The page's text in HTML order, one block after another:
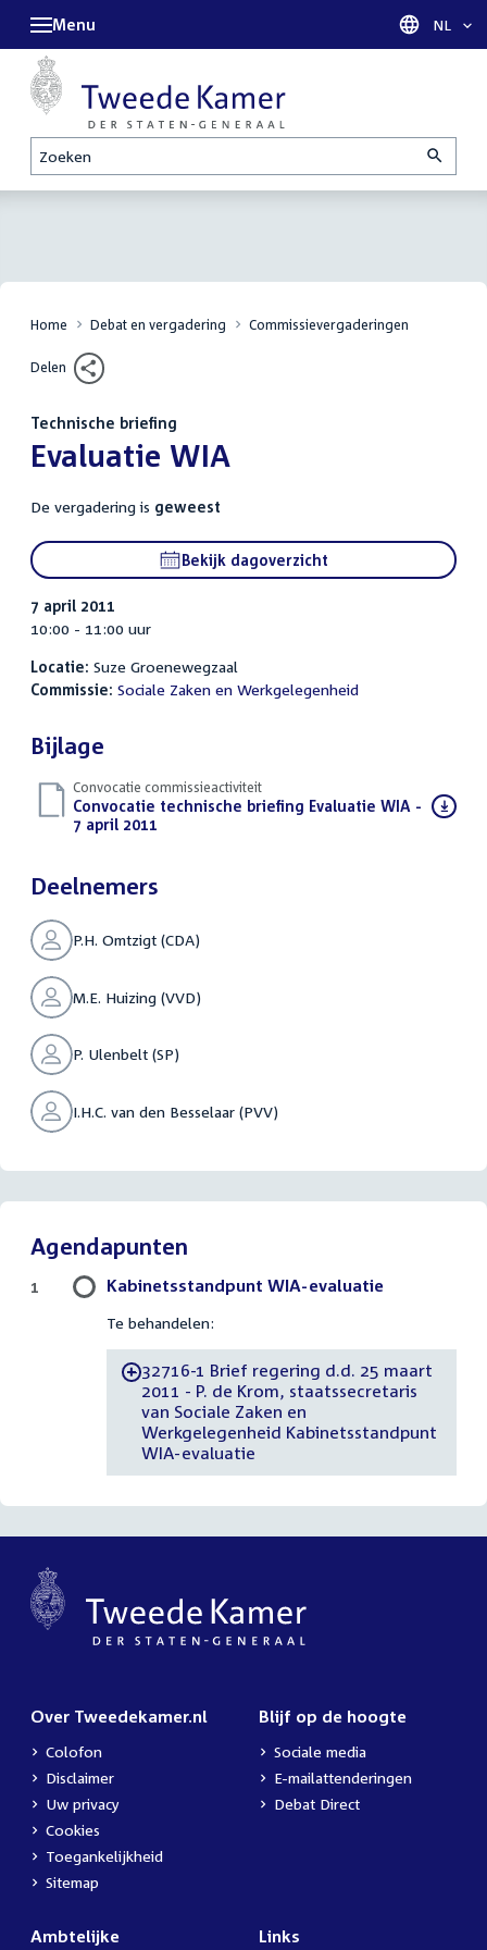
Zoeken
Menu Taal
NL
Home Debat en vergadering Commissievergaderingen
Delen
Technische briefing
:Evaluatie WIA
De vergadering is geweest
Bekijk dagoverzicht
7 april 2011
10:00 - 11:00 uur
Locatie: Suze Groenewegzaal
Commissie: Sociale Zaken en Werkgelegenheid
Bijlage
Convocatie commissieactiviteit
Download
bestand:
Convocatie technische briefing Evaluatie WIA -
7 april 2011
Deelnemers
P.H. Omtzigt (CDA)
M.E. Huizing (VVD)
P. Ulenbelt (SP)
I.H.C. van den Besselaar (PVV)
Agendapunten
Kabinetsstandpunt WIA-evaluatie
Te behandelen:
-32716-1 Brief regering d.d. 25 maart
2011 - P. de Krom, staatssecretaris
van Sociale Zaken en
Werkgelegenheid Kabinetsstandpunt
WIA-evaluatie
1
Over Tweedekamer.nl
Colofon
Disclaimer
Uw privacy
Cookies
Toegankelijkheid
Sitemap
Blijf op de hoogte
Sociale media
E-mailattenderingen
Debat Direct
Ambtelijke
Links